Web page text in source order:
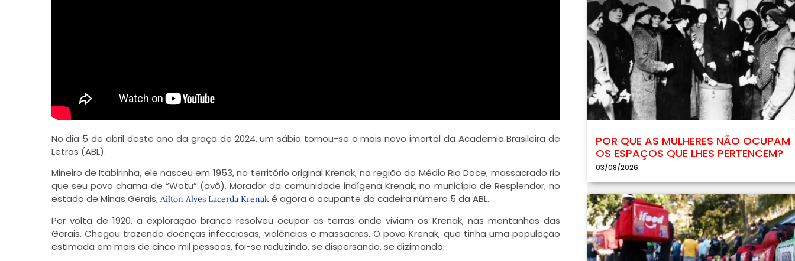
No dia 5 de abril deste ano da graça de 2024, um sábio tornou-se o mais novo imortal da Academia Brasileira de
Letras (ABL).
Mineiro de Itabirinha, ele nasceu em 1953, no território original Krenak, na região do Médio Rio Doce, massacrado rio
que seu povo chama de “Watu” (avô). Morador da comunidade indígena Krenak, no município de Resplendor, no
estado de Minas Gerais, Ailton Alves Lacerda Krenaké agora o ocupante da cadeira número 5 da ABL.
Por volta de 1920, a exploração branca resolveu ocupar as terras onde viviam os Krenak, nas montanhas das
Gerais. Chegou trazendo doenças infecciosas, violências e massacres. O povo Krenak, que tinha uma população
estimada em mais de cinco mil pessoas, foi-se reduzindo, se dispersando, se dizimando.
POR QUE AS MULHERES NÃO OCUPAM
OS ESPAÇOS QUE LHES PERTENCEM?
03/08/2026